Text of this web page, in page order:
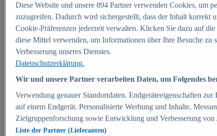
Zum Report
E-commerce
Beliebte Statistiken
Aktuelle Statistiken
E-Commerce - Entwicklung des Umsatzes in
Deutschland 1999-2025
Umsatz von Amazon in Deutschland und weltweit
2010-2025
B2C-E-Commerce: Top-50 Online Shops in
Deutschland 2024
Marktanteile von Online-Zahlungsverfahren in
Deutschland 2024
Umsatzstarke Warengruppen im Online-Handel in
Deutschland 2023-2025
Diese Website und unsere 894Partner verwenden Cookies, um
zuzugreifen. Dadurch wird sichergestellt, dass der Inhalt korrekt
Cookie-Präferenzen jederzeit verwalten. Klicken Sie dazu auf
diese Mittel verwenden, um Informationen über Ihre Besuche
Verbesserung unseres Dienstes.
Datenschutzerklärung.
Wir und unsere Partner verarbeiten Daten, um Folgendes
Verwendung genauer Standortdaten. Endgeräteeigenschaften
auf einem Endgerät. Personalisierte Werbung und Inhalte,
Zielgruppenforschung sowie Entwicklung und Verbesserung von
Liste der Partner (Lieferanten)